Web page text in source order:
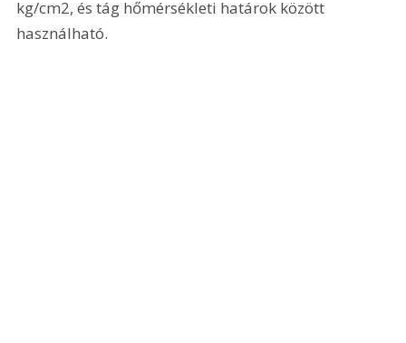
kg/cm2, és tág hőmérsékleti határok között
használható.